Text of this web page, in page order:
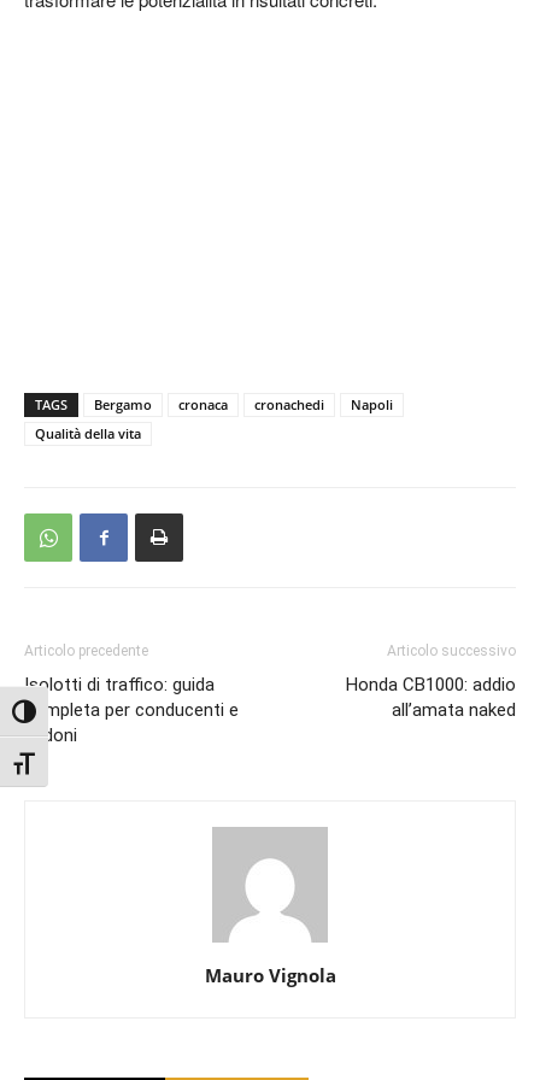
Attiva/disattiva alto contrasto
Attiva/disattiva dimensione testo
TAGS Bergamo cronaca cronachedi
Napoli
Qualità della vita
Articolo precedente
Isolotti di traffico: guida
completa per conducenti e
pedoni
Articolo successivo
Honda CB1000: addio
all’amata naked
Mauro Vignola